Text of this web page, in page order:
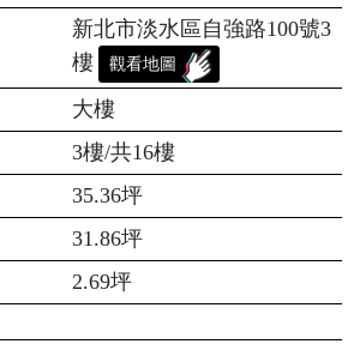
新北市淡水區自強路100號3
樓
觀看地圖
大樓
3樓/共16樓
35.36坪
31.86坪
2.69坪